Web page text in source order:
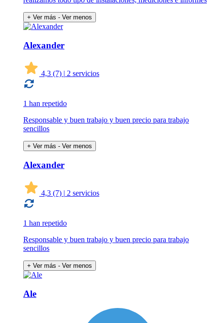
+ Ver más - Ver menos
Alexander
4,3 (7) | 2 servicios
1 han repetido
Responsable y buen trabajo y buen precio para trabajo
sencillos
+ Ver más - Ver menos
Alexander
4,3 (7) | 2 servicios
1 han repetido
Responsable y buen trabajo y buen precio para trabajo
sencillos
+ Ver más - Ver menos
Ale